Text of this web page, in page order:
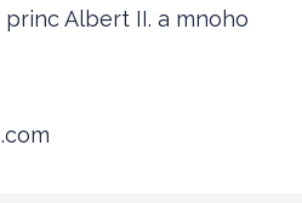
princ Albert II. a mnoho